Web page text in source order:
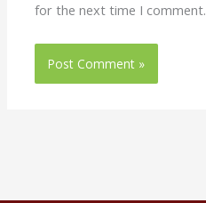
for the next time I comment.